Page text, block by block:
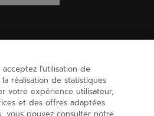
l'utilisation de
réalisation de statistiques
votre expérience utilisateur,
et des offres adaptées.